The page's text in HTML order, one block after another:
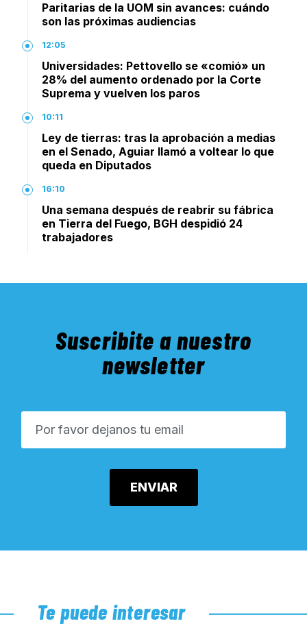
Paritarias de la UOM sin avances: cuándo
son las próximas audiencias
12:05
Universidades: Pettovello se «comió» un
28% del aumento ordenado por la Corte
Suprema y vuelven los paros
10:11
Ley de tierras: tras la aprobación a medias
en el Senado, Aguiar llamó a voltear lo que
queda en Diputados
16:10
Una semana después de reabrir su fábrica
en Tierra del Fuego, BGH despidió 24
trabajadores
Suscribite a nuestro
newsletter
Te puede interesar